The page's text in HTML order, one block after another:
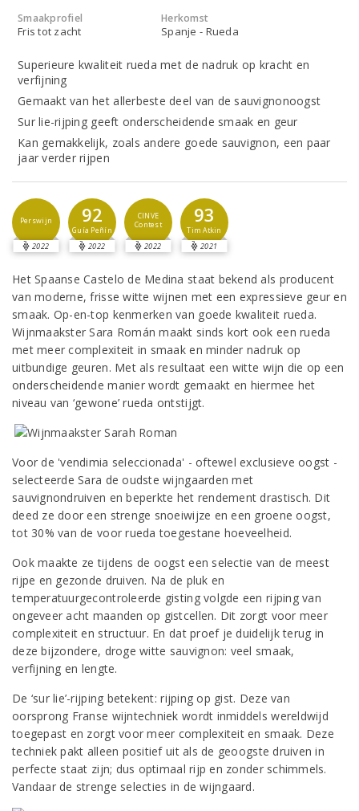
Smaakprofiel
Fris tot zacht
Herkomst
Spanje - Rueda
Superieure kwaliteit rueda met de nadruk op kracht en
verfijning
Gemaakt van het allerbeste deel van de sauvignonoogst
Sur lie-rijping geeft onderscheidende smaak en geur
Kan gemakkelijk, zoals andere goede sauvignon, een paar
jaar verder rijpen
Perswijn
2022
92
Guía Peñín
2022
CINVE
Contest
2022
93
Tim Atkin
2021
Het Spaanse Castelo de Medina staat bekend als producent
van moderne, frisse witte wijnen met een expressieve geur en
smaak. Op-en-top kenmerken van goede kwaliteit rueda.
Wijnmaakster Sara Román maakt sinds kort ook een rueda
met meer complexiteit in smaak en minder nadruk op
uitbundige geuren. Met als resultaat een witte wijn die op een
onderscheidende manier wordt gemaakt en hiermee het
niveau van ‘gewone’ rueda ontstijgt.
Voor de 'vendimia seleccionada' - oftewel exclusieve oogst -
selecteerde Sara de oudste wijngaarden met
sauvignondruiven en beperkte het rendement drastisch. Dit
deed ze door een strenge snoeiwijze en een groene oogst,
tot 30% van de voor rueda toegestane hoeveelheid.
Ook maakte ze tijdens de oogst een selectie van de meest
rijpe en gezonde druiven. Na de pluk en
temperatuurgecontroleerde gisting volgde een rijping van
ongeveer acht maanden op gistcellen. Dit zorgt voor meer
complexiteit en structuur. En dat proef je duidelijk terug in
deze bijzondere, droge witte sauvignon: veel smaak,
verfijning en lengte.
De ‘sur lie’-rijping betekent: rijping op gist. Deze van
oorsprong Franse wijntechniek wordt inmiddels wereldwijd
toegepast en zorgt voor meer complexiteit en smaak. Deze
techniek pakt alleen positief uit als de geoogste druiven in
perfecte staat zijn; dus optimaal rijp en zonder schimmels.
Vandaar de strenge selecties in de wijngaard.